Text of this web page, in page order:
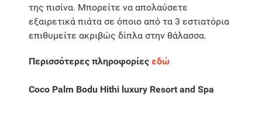
της πισίνα. Μπορείτε να απολαύσετε
εξαιρετικά πιάτα σε όποιο από τα 3 εστιατόρια
επιθυμείτε ακριβώς δίπλα στην θάλασσα.
Περισσότερες πληροφορίες εδώ
Coco Palm Bodu Hithi luxury Resort and Spa